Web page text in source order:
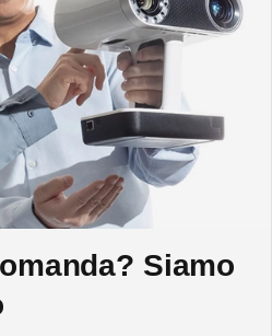
Siamo